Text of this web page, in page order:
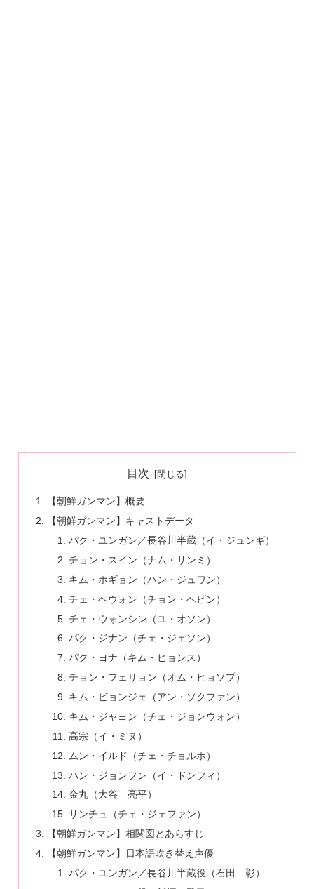
目次
【朝鮮ガンマン】概要
【朝鮮ガンマン】キャストデータ
パク・ユンガン／長谷川半蔵（イ・ジュンギ）
チョン・スイン（ナム・サンミ）
キム・ホギョン（ハン・ジュワン）
チェ・ヘウォン（チョン・ヘビン）
チェ・ウォンシン（ユ・オソン）
パク・ジナン（チェ・ジェソン）
パク・ヨナ（キム・ヒョンス）
チョン・フェリョン（オム・ヒョソプ）
キム・ビョンジェ（アン・ソクファン）
キム・ジャヨン（チェ・ジョンウォン）
高宗（イ・ミヌ）
ムン・イルド（チェ・チョルホ）
ハン・ジョンフン（イ・ドンフィ）
金丸（大谷 亮平）
サンチュ（チェ・ジェファン）
【朝鮮ガンマン】相関図とあらすじ
【朝鮮ガンマン】日本語吹き替え声優
パク・ユンガン／長谷川半蔵役（石田 彰）